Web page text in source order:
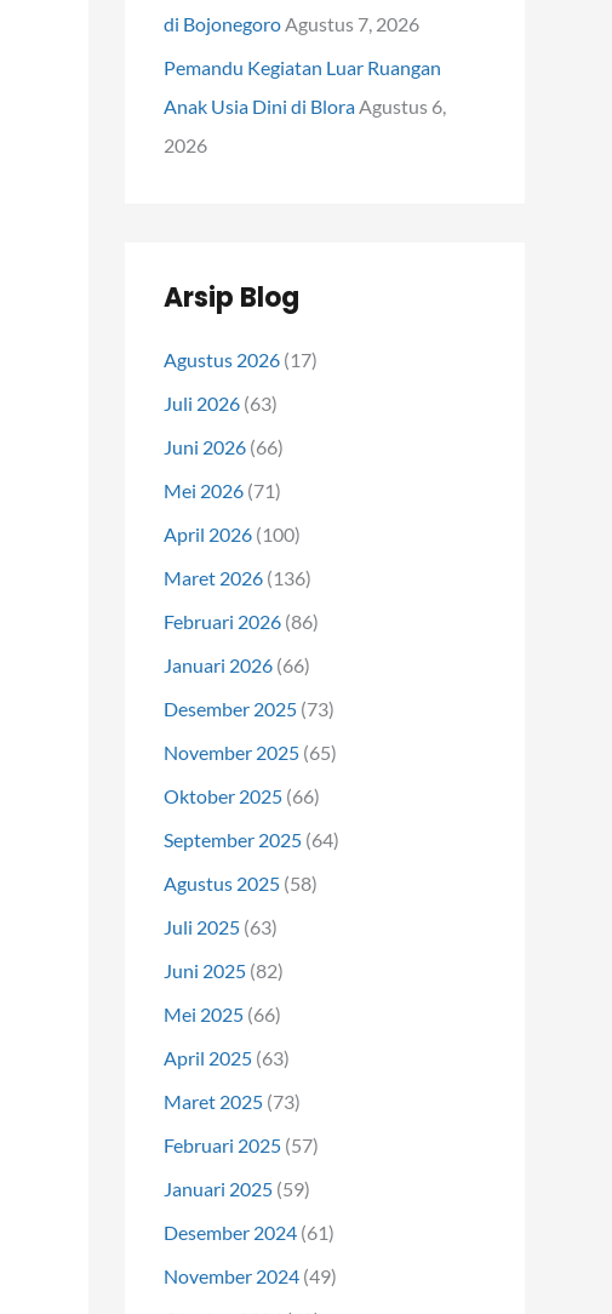
di BojonegoroAgustus 7, 2026
Pemandu Kegiatan Luar Ruangan
Anak Usia Dini di BloraAgustus 6,
2026
Arsip Blog
Agustus 2026 (17)
Juli 2026 (63)
Juni 2026 (66)
Mei 2026 (71)
April 2026 (100)
Maret 2026 (136)
Februari 2026 (86)
Januari 2026 (66)
Desember 2025 (73)
November 2025 (65)
Oktober 2025 (66)
September 2025 (64)
Agustus 2025 (58)
Juli 2025 (63)
Juni 2025 (82)
Mei 2025 (66)
April 2025 (63)
Maret 2025 (73)
Februari 2025 (57)
Januari 2025 (59)
Desember 2024 (61)
November 2024 (49)